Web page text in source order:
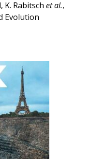
K. Rabitsch et al.,
Evolution